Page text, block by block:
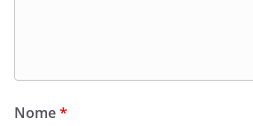
Nome*